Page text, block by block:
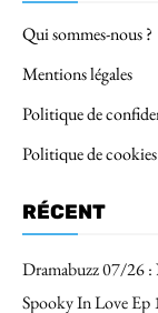
Qui sommes-nous ?
Mentions légales
Politique de
Politique de
RÉCENT
Dramabuzz 07/26
Spooky In Love Ep